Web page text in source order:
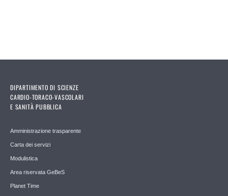
DIPARTIMENTO DI SCIENZE
CARDIO-TORACO-VASCOLARI
E SANITÀ PUBBLICA
Amministrazione trasparente
Carta dei servizi
Modulistica
Area riservata GeBeS
Planet Time